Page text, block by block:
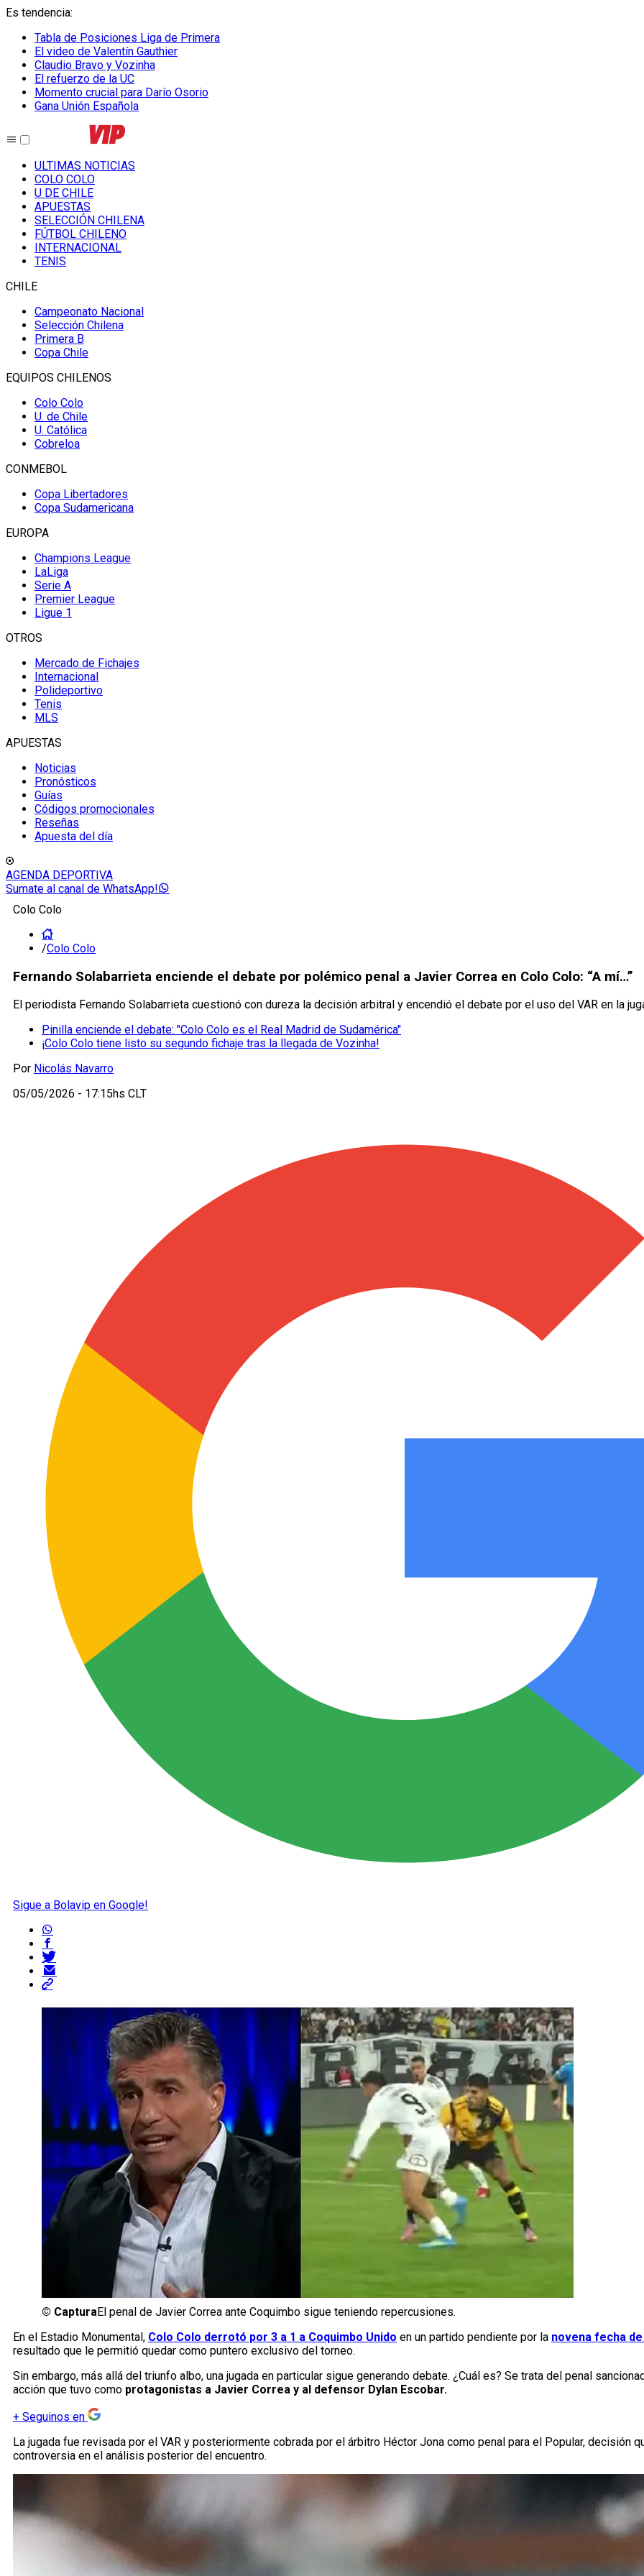
Es tendencia:
Tabla de Posiciones Liga de Primera
El video de Valentín Gauthier
Claudio Bravo y Vozinha
El refuerzo de la UC
Momento crucial para Darío Osorio
Gana Unión Española
ULTIMAS NOTICIAS
COLO COLO
U DE CHILE
APUESTAS
SELECCIÓN CHILENA
FÚTBOL CHILENO
INTERNACIONAL
TENIS
CHILE
Campeonato Nacional
Selección Chilena
Primera B
Copa Chile
EQUIPOS CHILENOS
Colo Colo
U. de Chile
U. Católica
Cobreloa
CONMEBOL
Copa Libertadores
Copa Sudamericana
EUROPA
Champions League
LaLiga
Serie A
Premier League
Ligue 1
OTROS
Mercado de Fichajes
Internacional
Polideportivo
Tenis
MLS
APUESTAS
Noticias
Pronósticos
Guías
Códigos promocionales
Reseñas
Apuesta del día
AGENDA DEPORTIVA
Sumate al canal de WhatsApp!
Colo Colo
/Colo Colo
Fernando Solabarrieta enciende el debate por polémico penal a Javier Correa en Colo Colo: “A mí…”
El periodista Fernando Solabarrieta cuestionó con dureza la decisión arbitral y encendió el debate por el uso del VAR en la
Pinilla enciende el debate: "Colo Colo es el Real Madrid de Sudamérica"
¡Colo Colo tiene listo su segundo fichaje tras la llegada de Vozinha!
Por Nicolás Navarro
05/05/2026 - 17:15hs CLT
Sigue a Bolavip en Google!
© CapturaEl penal de Javier Correa ante Coquimbo sigue teniendo repercusiones.
En el Estadio Monumental, Colo Colo derrotó por 3 a 1 a Coquimbo Unido en un partido pendiente por la novena fecha
resultado que le permitió quedar como puntero exclusivo del torneo.
Sin embargo, más allá del triunfo albo, una jugada en particular sigue generando debate. ¿Cuál es? Se trata del penal
acción que tuvo como protagonistas a Javier Correa y al defensor Dylan Escobar.
+ Seguinos en
La jugada fue revisada por el VAR y posteriormente cobrada por el árbitro Héctor Jona como penal para el Popular, decisión
controversia en el análisis posterior del encuentro.